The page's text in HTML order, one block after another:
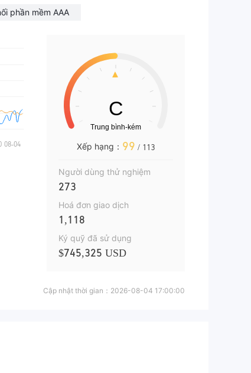
phần mềm AAA
Xếp hạng： 99 / 113
Người dùng thử nghiệm
273
Hoá đơn giao dịch
1,118
Ký quỹ đã sử dụng
$745,325 USD
Cập nhật thời gian： 2026-08-04 17:00:00